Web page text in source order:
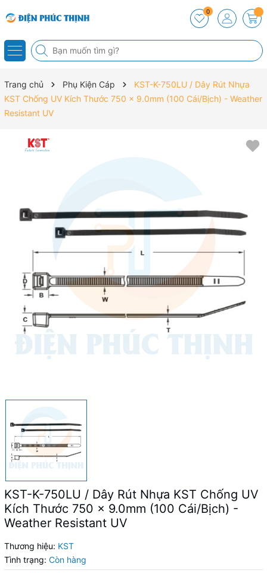
0
Trang chủ Phụ Kiện Cáp
KST-K-750LU / Dây Rút Nhựa
KST Chống UV Kích Thước 750 x 9.0mm (100 Cái/Bịch) - Weather
Resistant UV
KST-K-750LU / Dây Rút Nhựa KST Chống UV
Kích Thước 750 x 9.0mm (100 Cái/Bịch) -
Weather Resistant UV
Thương hiệu: KST
Tình trạng: Còn hàng